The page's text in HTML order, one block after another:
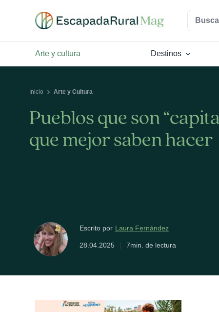
Buscar:
Arte y cultura Destinos
Inicio Arte y Cultura
Pueblos que son
que mejor saben hacer
Escrito por Laura Fernández
28.04.2025 |
7min. de lectura